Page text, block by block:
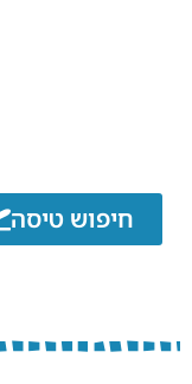
חיפוש טיסה